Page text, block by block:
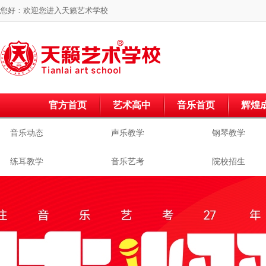
您好：欢迎您进入 天籁艺术学校
官方首页 艺术高中 音乐首页 辉煌
音乐动态 声乐教学 钢琴教学
练耳教学 音乐艺考 院校招生